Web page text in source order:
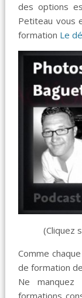
des options
Petiteau vous
formation Le
(Cliquez
Comme
de formation
Ne manquez